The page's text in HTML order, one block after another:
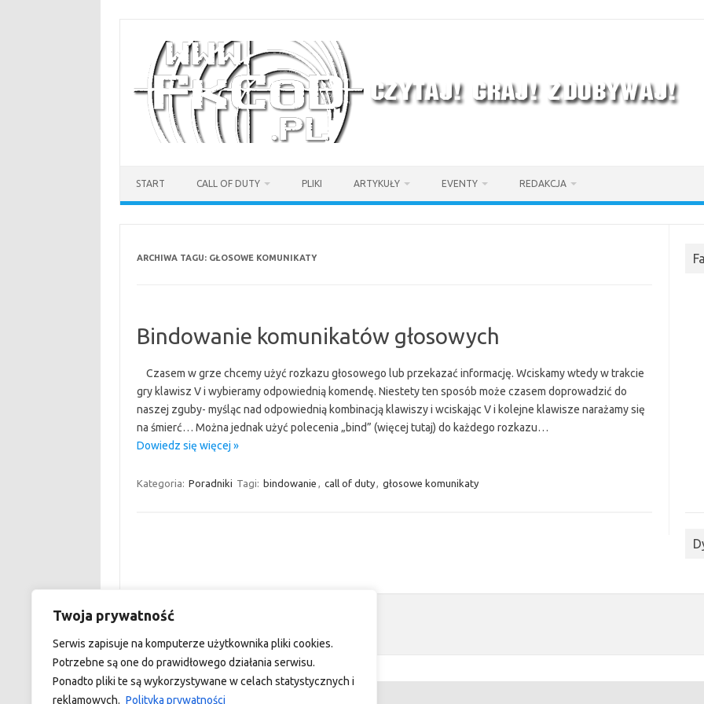
Twoja prywatność
Serwis zapisuje na komputerze użytkownika pliki cookies.
Potrzebne są one do prawidłowego działania serwisu.
Ponadto pliki te są wykorzystywane w celach statystycznych i
reklamowych. Polityka prywatności
START CALL OF DUTY PLIKI ARTYKUŁY EVENTY REDAKCJA
ARCHIWA TAGU: GŁOSOWE KOMUNIKATY
Bindowanie komunikatów głosowych
Czasem w grze chcemy użyć rozkazu głosowego lub przekazać informację. Wciskamy wtedy w trakcie
gry klawisz V i wybieramy odpowiednią komendę. Niestety ten sposób może czasem doprowadzić do
naszej zguby- myśląc nad odpowiednią kombinacją klawiszy i wciskając V i kolejne klawisze narażamy się
na śmierć… Można jednak użyć polecenia „bind” (więcej tutaj) do każdego rozkazu…
Dowiedz się więcej »
Kategoria: Poradniki Tagi: bindowanie , call of duty, głosowe komunikaty
custom footer text left